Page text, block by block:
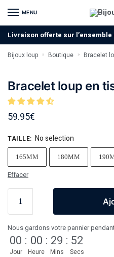
MENU
Livraison offerte sur l’ensemble
Bijoux loup » Boutique » Bracelet
Bracelet loup en
59.95€
TAILLE: No selection
165MM 180MM
Effacer
Nous gardons votre pannier
00
Jour
: 00
Heure
: 29
Mins
: 52
Secs